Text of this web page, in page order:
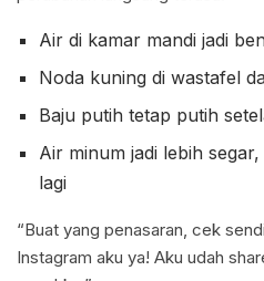
Air di kamar mandi jadi
Noda kuning di wastafel
Baju putih tetap putih
Air minum jadi lebih
lagi
“Buat yang penasaran, cek
Instagram aku ya! Aku udah